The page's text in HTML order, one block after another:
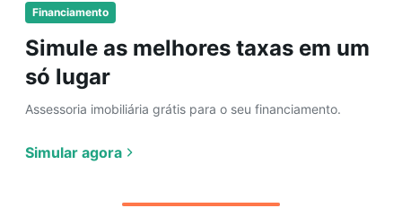
Financiamento
Simule as melhores taxas em um
só lugar
Assessoria imobiliária grátis para o seu financiamento.
Simular agora